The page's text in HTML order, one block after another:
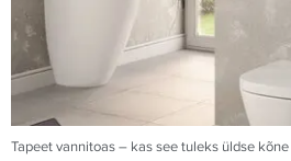
Tapeet vannitoas – kas see tuleks üldse